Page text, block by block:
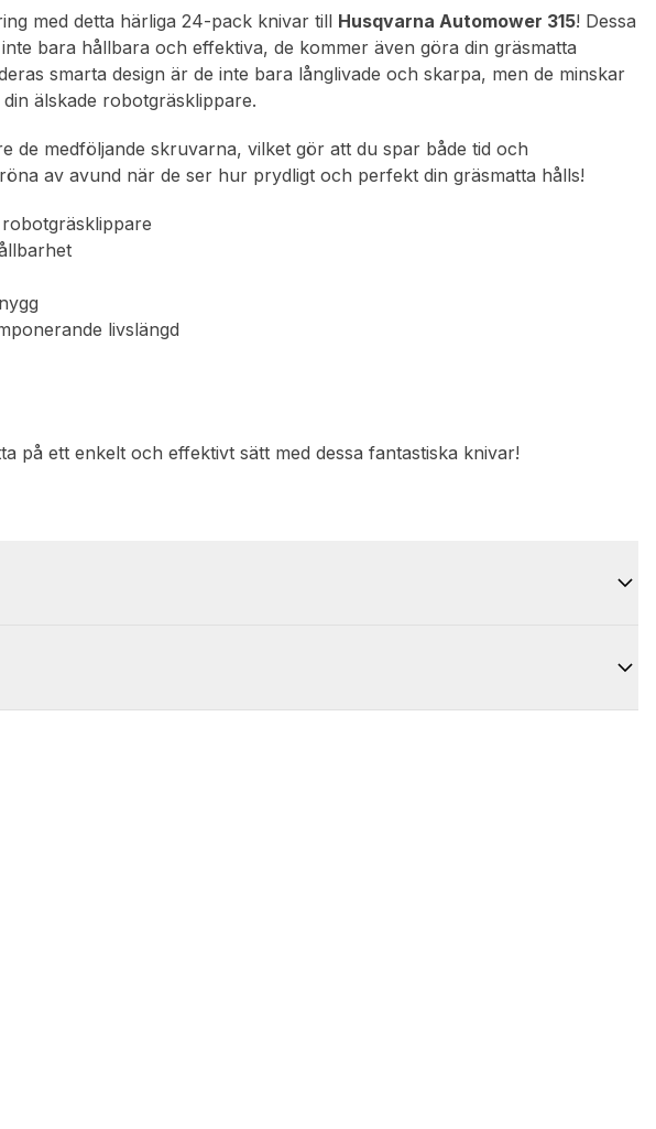
med detta härliga 24-pack knivar till Husqvarna Automower 315! Dessa
bara hållbara och effektiva, de kommer även göra din gräsmatta
smarta design är de inte bara långlivade och skarpa, men de minskar
älskade robotgräsklippare.
de medföljande skruvarna, vilket gör att du spar både tid och
av avund när de ser hur prydligt och perfekt din gräsmatta hålls!
livslängd
på ett enkelt och effektivt sätt med dessa fantastiska knivar!